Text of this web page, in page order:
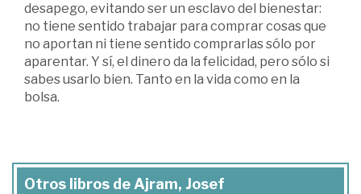
desapego, evitando ser un esclavo del bienestar:
no tiene sentido trabajar para comprar cosas que
no aportan ni tiene sentido comprarlas sólo por
aparentar. Y sí, el dinero da la felicidad, pero sólo si
sabes usarlo bien. Tanto en la vida como en la
bolsa.
Otros libros de Ajram, Josef